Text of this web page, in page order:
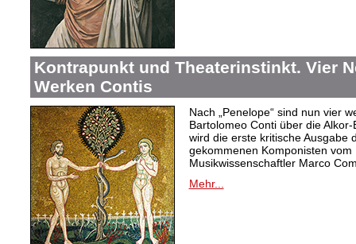
Kontrapunkt und Theaterinstinkt. Vier
Werken Contis
Nach „Penelope“ sind nun vier
Bartolomeo Conti über die
wird die erste kritische Ausgabe
gekommenen Komponisten vom
Musikwissenschaftler Marco
Mehr...